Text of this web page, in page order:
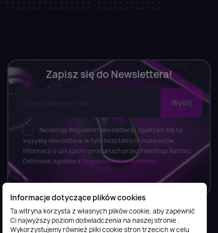
Zapisz się do Newslettera!
Akceptuję Regulamin newslettera i zgadzam się na
wysyłkę newslettera, w tym bezpłatnych materiałów,
informacji o usługach i produktach przez FilesShop Bartosz
Ostrowski zgodnie z Regulaminem newslettera.
Informacje
Informacje dotyczące plików cookies
Ta witryna korzysta z własnych plików cookie, aby zapewnić
Ci najwyższy poziom doświadczenia na naszej stronie .
Wykorzystujemy również pliki cookie stron trzecich w celu